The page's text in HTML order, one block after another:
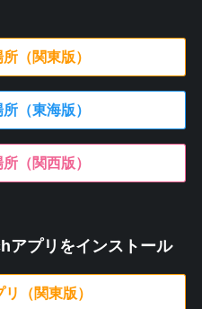
（関東版）
（東海版）
（関西版）
アプリをインストール
（関東版）